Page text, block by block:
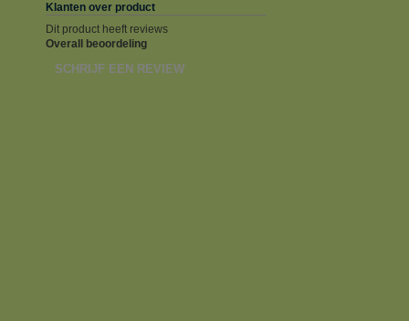
Klanten over product
Dit product heeft reviews
Overall beoordeling
SCHRIJF EEN REVIEW